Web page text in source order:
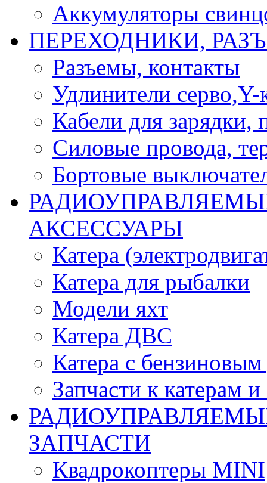
Аккумуляторы
ПЕРЕХОДНИКИ,
Разъемы, контакты
Удлинители серво,Y-
Кабели для зарядки,
Силовые провода,
Бортовые
АКСЕССУАРЫ
Катера
Катера для рыбалки
Модели яхт
Катера ДВС
Катера с бензиновым
Запчасти к катерам
ЗАПЧАСТИ
Квадрокоптеры MINI